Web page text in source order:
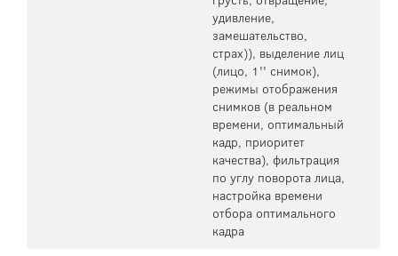
удивление,
замешательство,
страх)), выделение лиц
(лицо, 1'' снимок),
режимы отображения
снимков (в реальном
времени, оптимальный
кадр, приоритет
качества), фильтрация
по углу поворота лица,
настройка времени
отбора оптимального
кадра